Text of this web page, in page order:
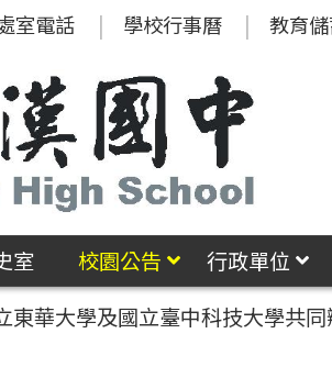
室電話 學校行事曆 教育
室 校園公告 行政單位
東華大學及國立臺中科技大學共